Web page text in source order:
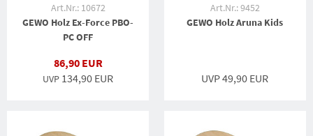
Art.Nr.: 10672
GEWO Holz Ex-Force PBO-
PC OFF
86,90 EUR
UVP 134,90 EUR
Art.Nr.: 9452
GEWO Holz Aruna Kids
UVP 49,90 EUR